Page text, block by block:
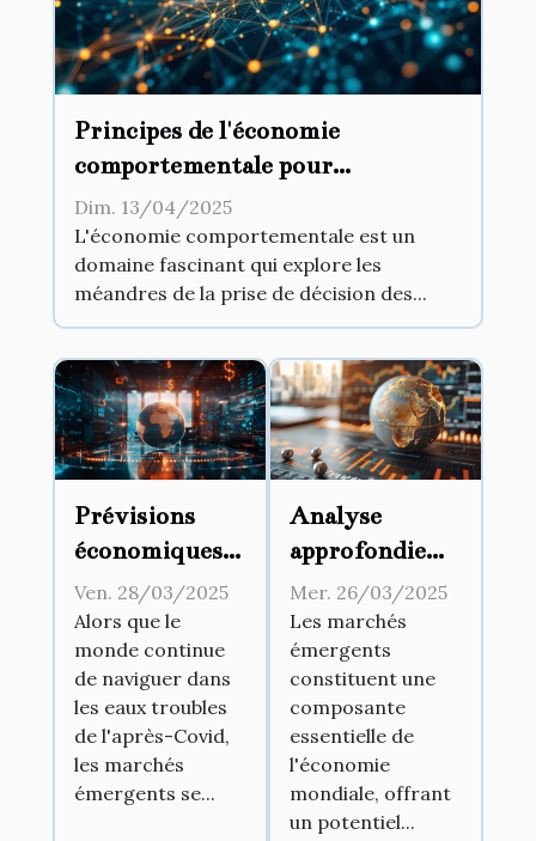
Principes de l'économie
comportementale pour
augmenter l'engagement client
Dim. 13/04/2025
L'économie comportementale est un
domaine fascinant qui explore les
méandres de la prise de décision des...
Prévisions
économiques
post-Covid
quel avenir
pour les
marchés
émergents en
2023
Ven. 28/03/2025
Alors que le
monde continue
de naviguer dans
les eaux troubles
de l'après-Covid,
les marchés
émergents se...
Analyse
approfondie
des marchés
émergents en
2023
opportunités
et risques
Mer. 26/03/2025
Les marchés
émergents
constituent une
composante
essentielle de
l'économie
mondiale, offrant
un potentiel...